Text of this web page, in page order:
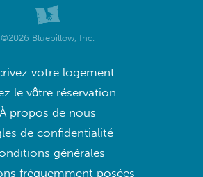
©2026 Bluepillow, Inc.
votre logement
le vôtre réservation
À propos de nous
de confidentialité
générales
fréquemment posées